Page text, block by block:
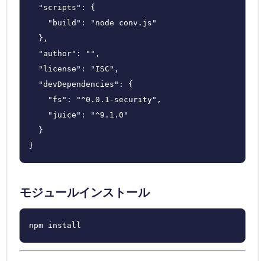
  "scripts": {
    "build": "node conv.js"
  },
  "author": "",
  "license": "ISC",
  "devDependencies": {
    "fs": "^0.0.1-security",
    "juice": "^9.1.0"
  }
}
モジュールインストール
npm install